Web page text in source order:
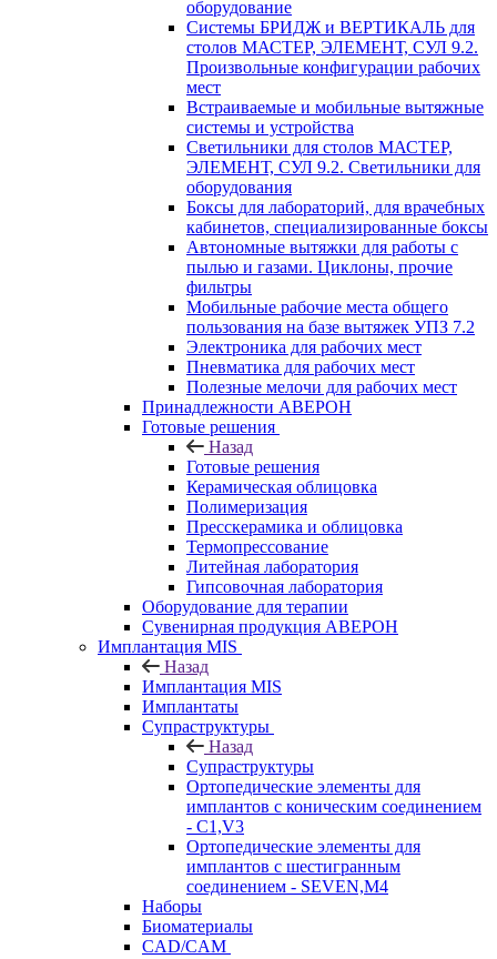
оборудование
Системы БРИДЖ и ВЕРТИКАЛЬ для
столов МАСТЕР, ЭЛЕМЕНТ, СУЛ 9.2.
Произвольные конфигурации рабочих
мест
Встраиваемые и мобильные вытяжные
системы и устройства
Светильники для столов МАСТЕР,
ЭЛЕМЕНТ, СУЛ 9.2. Светильники для
оборудования
Боксы для лабораторий, для врачебных
кабинетов, специализированные боксы
Автономные вытяжки для работы с
пылью и газами. Циклоны, прочие
фильтры
Мобильные рабочие места общего
пользования на базе вытяжек УПЗ 7.2
Электроника для рабочих мест
Пневматика для рабочих мест
Полезные мелочи для рабочих мест
Принадлежности АВЕРОН
Готовые решения
Назад
Готовые решения
Керамическая облицовка
Полимеризация
Пресскерамика и облицовка
Термопрессование
Литейная лаборатория
Гипсовочная лаборатория
Оборудование для терапии
Сувенирная продукция АВЕРОН
Имплантация MIS
Назад
Имплантация MIS
Имплантаты
Супраструктуры
Назад
Супраструктуры
Ортопедические элементы для
имплантов с коническим соединением
- C1,V3
Ортопедические элементы для
имплантов с шестигранным
соединением - SEVEN,M4
Наборы
Биоматериалы
CAD/CAM